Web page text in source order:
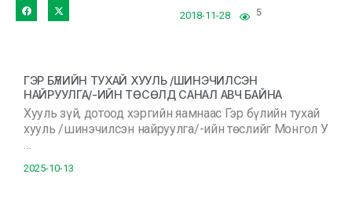
2018-11-28 5
ГЭР БҮЛИЙН ТУХАЙ ХУУЛЬ /ШИНЭЧИЛСЭН
НАЙРУУЛГА/-ИЙН ТӨСӨЛД САНАЛ АВЧ БАЙНА
Хууль зүй, дотоод хэргийн яамнаас Гэр бүлийн тухай
хууль /шинэчилсэн найруулга/-ийн төслийг Монгол У
…
2025-10-13